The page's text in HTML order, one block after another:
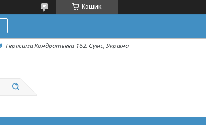
Кошик
Герасима Кондратьева 162, Суми, Україна